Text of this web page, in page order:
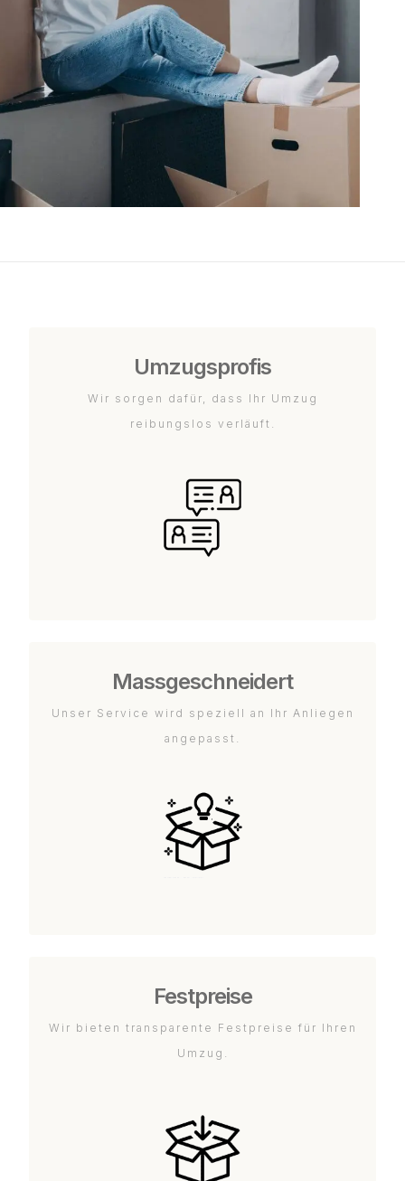
Umzugsprofis
Wir sorgen dafür, dass Ihr Umzug
reibungslos verläuft.
Massgeschneidert
Unser Service wird speziell an Ihr Anliegen
angepasst.
Festpreise
Wir bieten transparente Festpreise für Ihren
Umzug.